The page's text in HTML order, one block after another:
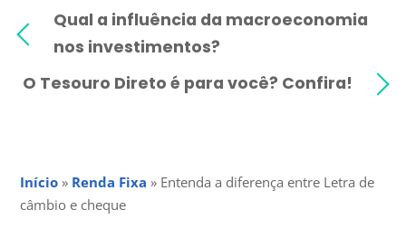
Qual a influência da macroeconomia
nos investimentos?
O Tesouro Direto é para você? Confira!
Início » Renda Fixa » Entenda a diferença entre Letra de
câmbio e cheque